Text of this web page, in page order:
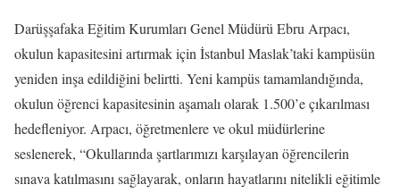
Darüşşafaka Eğitim Kurumları Genel Müdürü Ebru Arpacı,
okulun kapasitesini artırmak için İstanbul Maslak’taki kampüsün
yeniden inşa edildiğini belirtti. Yeni kampüs tamamlandığında,
okulun öğrenci kapasitesinin aşamalı olarak 1.500’e çıkarılması
hedefleniyor. Arpacı, öğretmenlere ve okul müdürlerine
seslenerek, “Okullarında şartlarımızı karşılayan öğrencilerin
sınava katılmasını sağlayarak, onların hayatlarını nitelikli eğitimle